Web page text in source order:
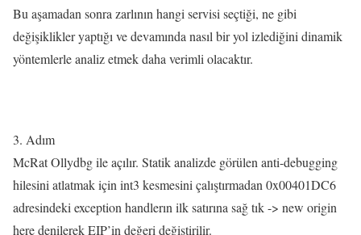
Bu aşamadan sonra zarlının hangi servisi seçtiği, ne gibi
değişiklikler yaptığı ve devamında nasıl bir yol izlediğini dinamik
yöntemlerle analiz etmek daha verimli olacaktır.
3. Adım
McRat Ollydbg ile açılır. Statik analizde görülen anti-debugging
hilesini atlatmak için int3 kesmesini çalıştırmadan 0x00401DC6
adresindeki exception handlerın ilk satırına sağ tık -> new origin
here denilerek EIP’in değeri değiştirilir.